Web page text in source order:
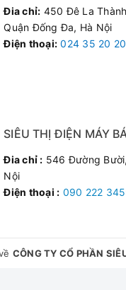
Đia chỉ: 450 Đê La
Quận Đống Đa, Hà Nội
Điện thoại: 024 35 20
SIÊU THỊ ĐIỆN MÁY
Đia chỉ : 546 Đường
Nội
Điện thoại : 090 222
CÔNG TY CỔ PHẦN